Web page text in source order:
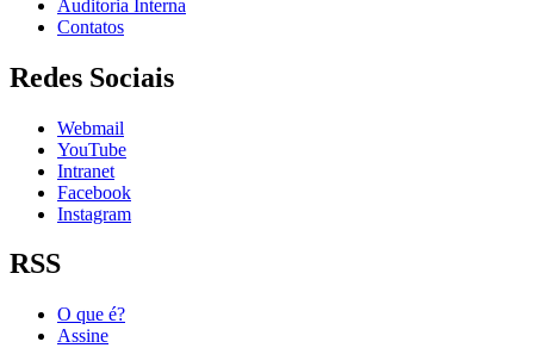
Auditoria Interna
Contatos
Redes Sociais
Webmail
YouTube
Intranet
Facebook
Instagram
RSS
O que é?
Assine